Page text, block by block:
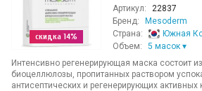
скидка 14%
Артикул:
22837
Бренд:
Mesoderm
Страна:
Южная
Объем:
5 масок
Интенсивно регенерирующая маска состоит
биоцеллюлозы, пропитанных раствором
антисептических и регенерирующих